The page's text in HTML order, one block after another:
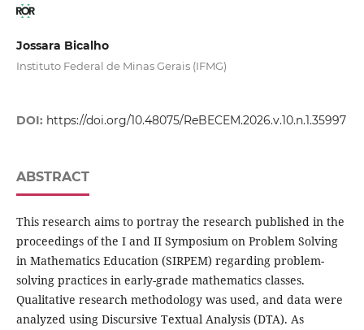
Jossara Bicalho
Instituto Federal de Minas Gerais (IFMG)
DOI: https://doi.org/10.48075/ReBECEM.2026.v.10.n.1.35997
ABSTRACT
This research aims to portray the research published in the
proceedings of the I and II Symposium on Problem Solving
in Mathematics Education (SIRPEM) regarding problem-
solving practices in early-grade mathematics classes.
Qualitative research methodology was used, and data were
analyzed using Discursive Textual Analysis (DTA). As